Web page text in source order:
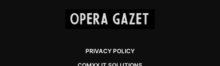
PRIVACY POLICY